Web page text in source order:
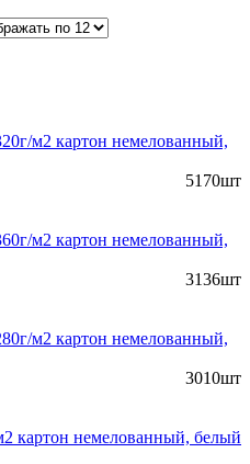
м2 картон немелованный,
5170шт
м2 картон немелованный,
3136шт
м2 картон немелованный,
3010шт
картон немелованный, белый